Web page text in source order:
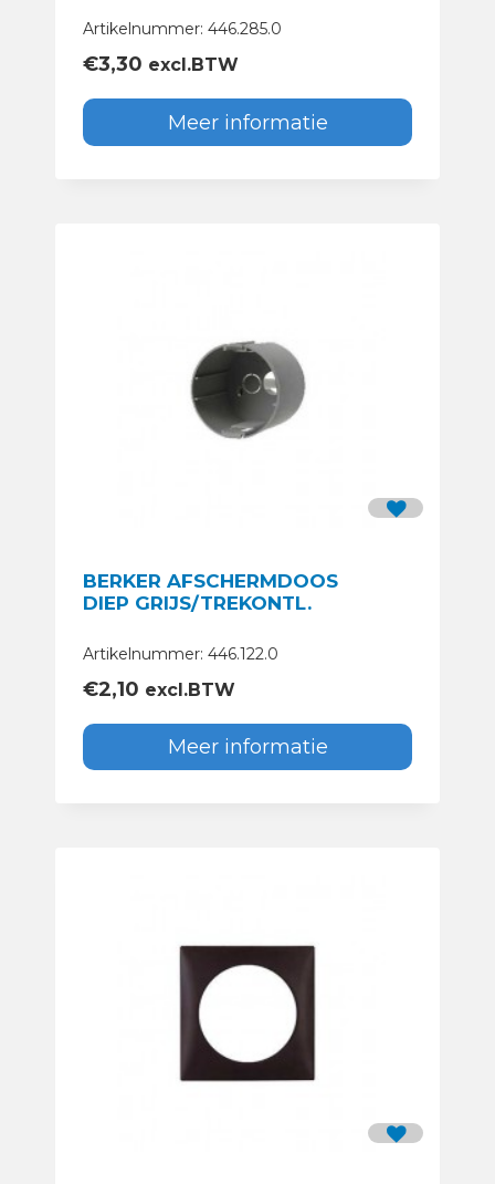
Artikelnummer: 446.285.0
€3,30 excl.BTW
Meer informatie
BERKER AFSCHERMDOOS
DIEP GRIJS/TREKONTL.
Artikelnummer: 446.122.0
€2,10 excl.BTW
Meer informatie